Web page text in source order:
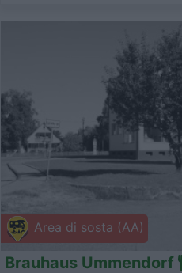
Area di sosta (AA)
Brauhaus Ummendorf